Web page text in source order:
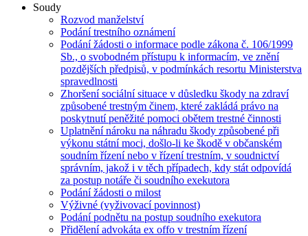
Soudy
Rozvod manželství
Podání trestního oznámení
Podání žádosti o informace podle zákona č. 106/1999
Sb., o svobodném přístupu k informacím, ve znění
pozdějších předpisů, v podmínkách resortu Ministerstva
spravedlnosti
Zhoršení sociální situace v důsledku škody na zdraví
způsobené trestným činem, které zakládá právo na
poskytnutí peněžité pomoci obětem trestné činnosti
Uplatnění nároku na náhradu škody způsobené při
výkonu státní moci, došlo-li ke škodě v občanském
soudním řízení nebo v řízení trestním, v soudnictví
správním, jakož i v těch případech, kdy stát odpovídá
za postup notáře či soudního exekutora
Podání žádosti o milost
Výživné (vyživovací povinnost)
Podání podnětu na postup soudního exekutora
Přidělení advokáta ex offo v trestním řízení